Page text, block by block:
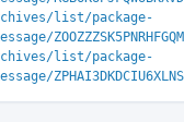
list/package-
list/package-